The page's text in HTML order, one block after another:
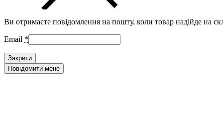
Ви отримаєте повідомлення на пошту, коли товар надійде на
Email *
Закрити
Повідомити мене